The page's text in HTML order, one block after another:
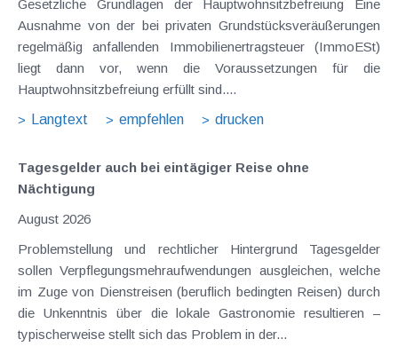
Gesetzliche Grundlagen der Hauptwohnsitzbefreiung Eine
Ausnahme von der bei privaten Grundstücksveräußerungen
regelmäßig anfallenden Immobilienertragsteuer (ImmoESt)
liegt dann vor, wenn die Voraussetzungen für die
Hauptwohnsitzbefreiung erfüllt sind....
Langtext
empfehlen drucken
Tagesgelder auch bei eintägiger Reise ohne
Nächtigung
August 2026
Problemstellung und rechtlicher Hintergrund Tagesgelder
sollen Verpflegungsmehraufwendungen ausgleichen, welche
im Zuge von Dienstreisen (beruflich bedingten Reisen) durch
die Unkenntnis über die lokale Gastronomie resultieren –
typischerweise stellt sich das Problem in der...